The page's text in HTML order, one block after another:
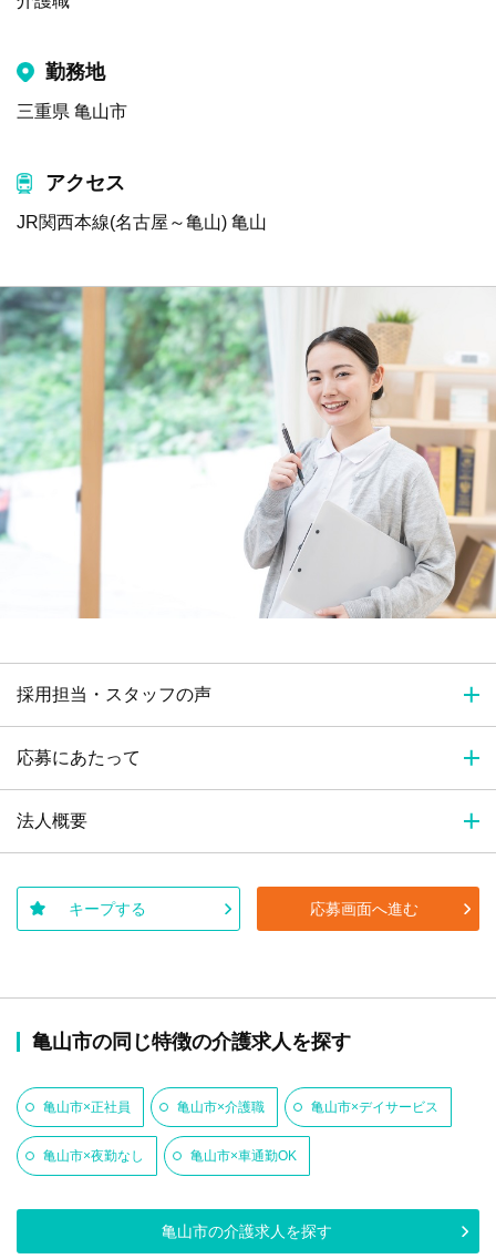
勤務地
三重県 亀山市
アクセス
JR関西本線(名古屋～亀山) 亀山
採用担当・スタッフの声
応募にあたって
法人概要
キープする 応募画面へ進む
亀山市の同じ特徴の介護求人を探す
亀山市×正社員 亀山市×介護職 亀山市×デイサービス
亀山市×夜勤なし 亀山市×車通勤OK
亀山市の介護求人を探す